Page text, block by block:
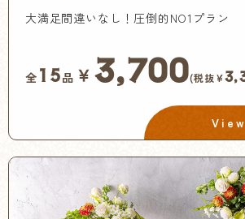
大満足間違いなし！圧倒的NO1プラン
全 15品 ￥3,700(税抜¥